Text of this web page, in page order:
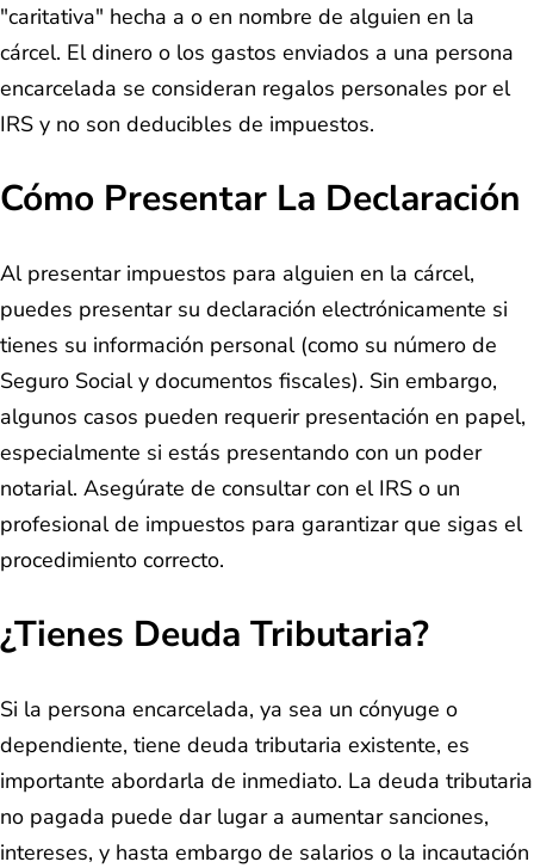
"caritativa" hecha a o en nombre de alguien en la
cárcel. El dinero o los gastos enviados a una persona
encarcelada se consideran regalos personales por el
IRS y no son deducibles de impuestos.
Cómo Presentar La Declaración
Al presentar impuestos para alguien en la cárcel,
puedes presentar su declaración electrónicamente si
tienes su información personal (como su número de
Seguro Social y documentos fiscales). Sin embargo,
algunos casos pueden requerir presentación en papel,
especialmente si estás presentando con un poder
notarial. Asegúrate de consultar con el IRS o un
profesional de impuestos para garantizar que sigas el
procedimiento correcto.
¿Tienes Deuda Tributaria?
Si la persona encarcelada, ya sea un cónyuge o
dependiente, tiene deuda tributaria existente, es
importante abordarla de inmediato. La deuda tributaria
no pagada puede dar lugar a aumentar sanciones,
intereses, y hasta embargo de salarios o la incautación